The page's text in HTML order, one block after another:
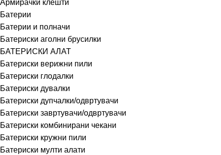
Армирачки клешти
Батерии
Батерии и полначи
Батериски аголни брусилки
БАТЕРИСКИ АЛАТ
Батериски верижни пили
Батериски глодалки
Батериски дувалки
Батериски дупчалки/одвртувачи
Батериски завртувачи/одвртувачи
Батериски комбинирани чекани
Батериски кружни пили
Батериски мулти алати